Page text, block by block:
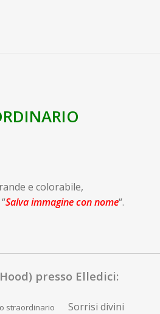
e colorabile,
Salva immagine con nome“.
presso Elledici:
straordinario Sorrisi divini